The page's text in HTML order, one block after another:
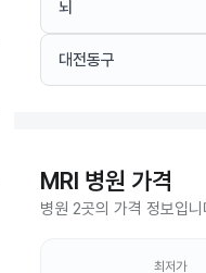
뇌
대전동구
MRI 병원 가격
병원 2곳의 가격 정보입니
최저가